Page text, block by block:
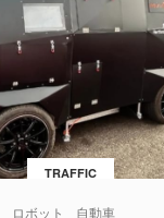
TRAFFIC
ロボット 自動車